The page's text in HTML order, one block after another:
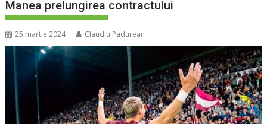
Manea prelungirea contractului
25 martie 2024 Claudiu Padurean